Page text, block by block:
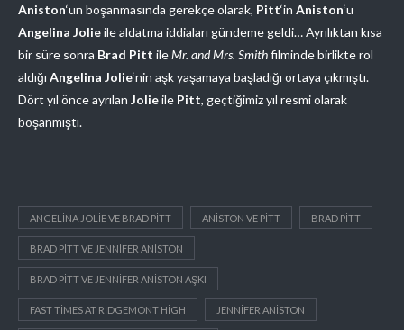
Aniston‘un boşanmasında gerekçe olarak, Pitt‘in Aniston‘u
Angelina Jolieile aldatma iddiaları gündeme geldi… Ayrılıktan kısa
bir süre sonra Brad Pitt ileMr. and Mrs. Smithfilminde birlikte rol
aldığı Angelina Jolie‘nin aşk yaşamaya başladığı ortaya çıkmıştı.
Dört yıl önce ayrılan Jolieile Pitt, geçtiğimiz yıl resmi olarak
boşanmıştı.
ANGELINA JOLIE VE BRAD PITT ANISTON VE PITT BRAD PITT
BRAD PITT VE JENNIFER ANISTON
BRAD PITT VE JENNIFER ANISTON AŞKI
FAST TIMES AT RIDGEMONT HIGH JENNIFER ANISTON